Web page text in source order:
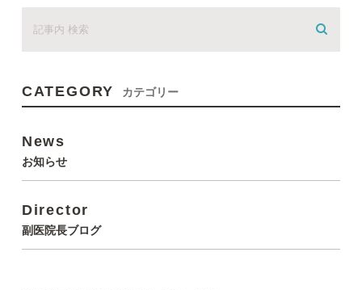
CATEGORY カテゴリー
News
お知らせ
Director
副医院長ブログ